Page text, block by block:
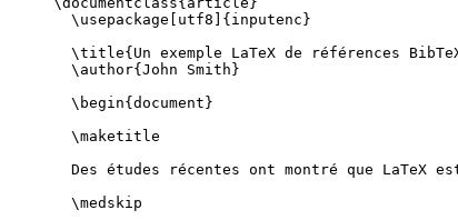
\usepackage
utf8 ]{ inputenc }
\title{Un exemple LaTeX de références
\author{John Smith}
\begin{ document }
\maketitle
Des études récentes ont montré que
\medskip